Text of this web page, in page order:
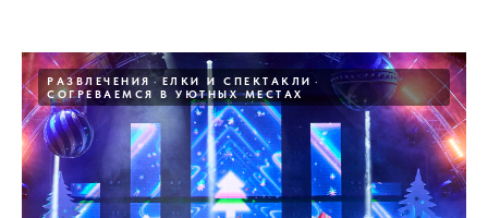
РАЗВЛЕЧЕНИЯ
ЕЛКИ И СПЕКТАКЛИ
СОГРЕВАЕМСЯ В УЮТНЫХ МЕСТАХ